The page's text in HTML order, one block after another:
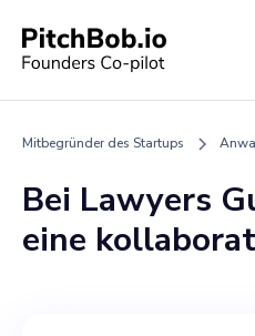
Mitbegründer des Startups
Bei Lawyers
eine